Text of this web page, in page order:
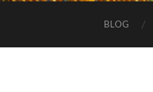
BLOG